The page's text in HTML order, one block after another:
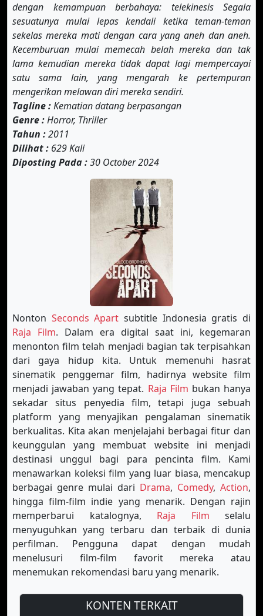
dengan kemampuan berbahaya: telekinesis Segala
sesuatunya mulai lepas kendali ketika teman-teman
sekelas mereka mati dengan cara yang aneh dan aneh.
Kecemburuan mulai memecah belah mereka dan tak
lama kemudian mereka tidak dapat lagi mempercayai
satu sama lain, yang mengarah ke pertempuran
mengerikan melawan diri mereka sendiri.
Tagline :Kematian datang berpasangan
Genre :Horror, Thriller
Tahun :2011
Dilihat : 629 Kali
Diposting Pada :30 October 2024
Nonton Seconds Apart subtitle Indonesia gratis di
Raja Film. Dalam era digital saat ini, kegemaran
menonton film telah menjadi bagian tak terpisahkan
dari gaya hidup kita. Untuk memenuhi hasrat
sinematik penggemar film, hadirnya website film
menjadi jawaban yang tepat. Raja Film bukan hanya
sekadar situs penyedia film, tetapi juga sebuah
platform yang menyajikan pengalaman sinematik
berkualitas. Kita akan menjelajahi berbagai fitur dan
keunggulan yang membuat website ini menjadi
destinasi unggul bagi para pencinta film. Kami
menawarkan koleksi film yang luar biasa, mencakup
berbagai genre mulai dari Drama, Comedy, Action,
hingga film-film indie yang menarik. Dengan rajin
memperbarui katalognya, Raja Film selalu
menyuguhkan yang terbaru dan terbaik di dunia
perfilman. Pengguna dapat dengan mudah
menelusuri film-film favorit mereka atau
menemukan rekomendasi baru yang menarik.
KONTEN TERKAIT